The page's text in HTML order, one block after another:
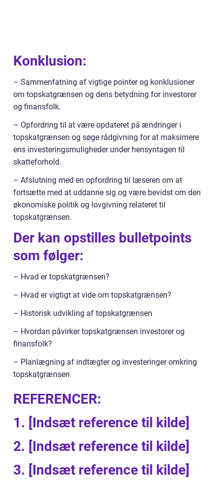
Konklusion:
– Sammenfatning af vigtige pointer og konklusioner
om topskatgrænsen og dens betydning for investorer
og finansfolk.
– Opfordring til at være opdateret på ændringer i
topskatgrænsen og søge rådgivning for at maksimere
ens investeringsmuligheder under hensyntagen til
skatteforhold.
– Afslutning med en opfordring til læseren om at
fortsætte med at uddanne sig og være bevidst om den
økonomiske politik og lovgivning relateret til
topskatgrænsen.
Der kan opstilles bulletpoints
som følger:
– Hvad er topskatgrænsen?
– Hvad er vigtigt at vide om topskatgrænsen?
– Historisk udvikling af topskatgrænsen
– Hvordan påvirker topskatgrænsen investorer og
finansfolk?
– Planlægning af indtægter og investeringer omkring
topskatgrænsen
REFERENCER:
1. [Indsæt reference til kilde]
2. [Indsæt reference til kilde]
3. [Indsæt reference til kilde]